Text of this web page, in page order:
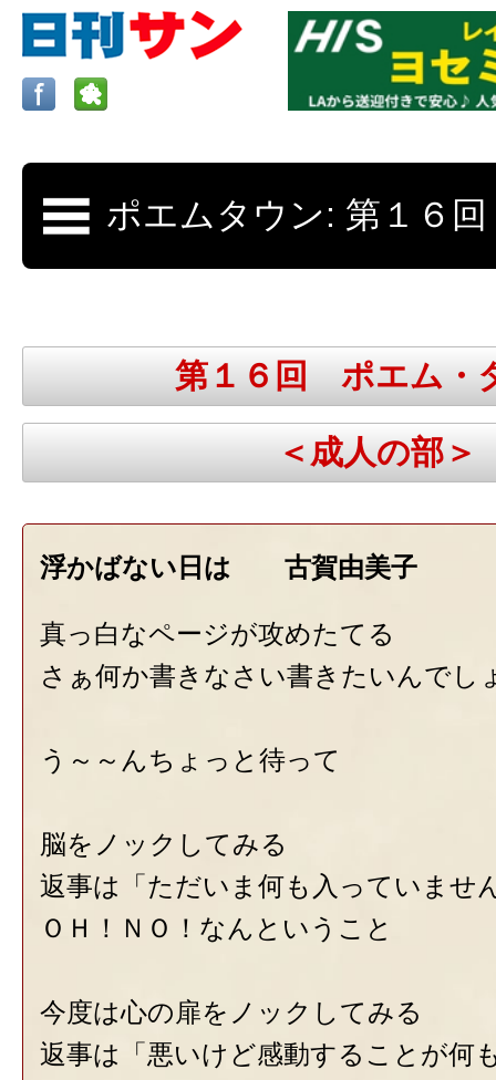
ロサンゼルスの求人、クラシファイド、地元情報など
日刊サンはロサンゼルスの日本語新
更新、求人、クラシファイドは毎週木
第１６回 ポエム・
＜成人の部＞
浮かばない日は 古賀由美子
真っ白なページが攻めたてる
さぁ何か書きなさい書きたいんでし
う～～んちょっと待って
脳をノックしてみる
返事は「ただいま何も入っていませ
ＯＨ！ＮＯ！なんということ
今度は心の扉をノックしてみる
返事は「悪いけど感動することが何